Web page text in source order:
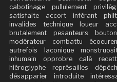
cabotinage
pullulement
satisfaite
accort inférant
invalides
technique loueur
brutalement
pesanteurs
modérateur
combattu
autrefois
laconique
inhumain
opprobre calé
hiéroglyphe
représailles
désapparier
introduite